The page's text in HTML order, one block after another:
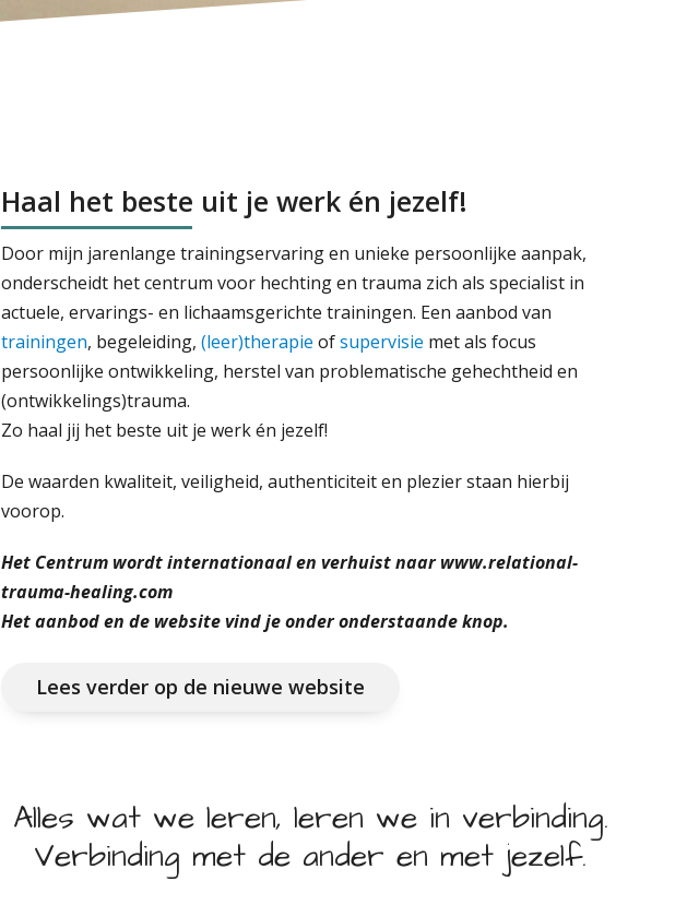
Haal het beste uit je werk én jezelf!
Door mijn jarenlange trainingservaring en unieke persoonlijke aanpak,
onderscheidt het centrum voor hechting en trauma zich als specialist in
actuele, ervarings- en lichaamsgerichte trainingen. Een aanbod van
trainingen, begeleiding, (leer)therapie ofsupervisie met als focus
persoonlijke ontwikkeling, herstel van problematische gehechtheid en
(ontwikkelings)trauma.
Zo haal jij het beste uit je werk én jezelf!
De waarden kwaliteit, veiligheid, authenticiteit en plezier staan hierbij
voorop.
Het Centrum wordt internationaal en verhuist naar www.relational-
trauma-healing.com
Het aanbod en de website vind je onder onderstaande knop.
Lees verder op de nieuwe website
Alles wat we leren, leren we in verbinding.
Verbinding met de ander en met jezelf.